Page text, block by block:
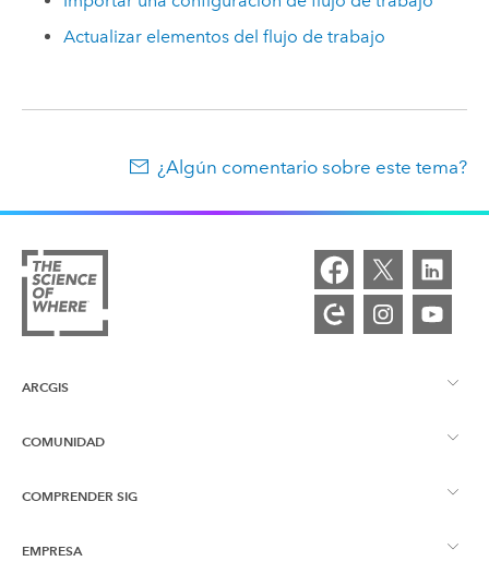
Actualizar elementos del flujo de trabajo
¿Algún comentario sobre este tema?
ARCGIS
Descripción general de ArcGIS
Representación cartográfica
COMUNIDAD
Comunidad de Esri
Blog de ArcGIS
COMPRENDER SIG
¿Qué son los SIG?
EMPRESA